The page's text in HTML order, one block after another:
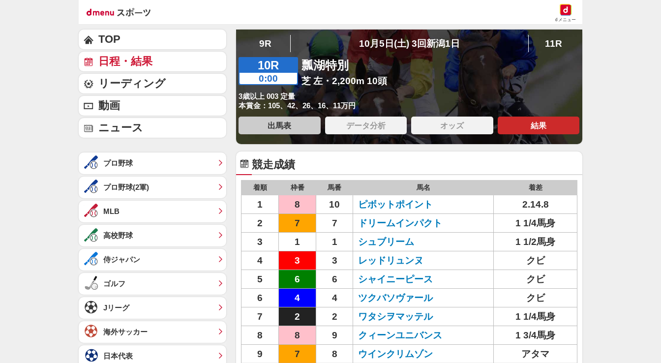
dメニュー
9R 10月5日(土) 3回新潟1日 11R
10R
0:00
瓢湖特別
芝 左・2,200m 10頭
3歳以上 003 定量
本賞金：105、42、26、16、11万円
出馬表 データ分析 オッズ 結果
競走成績
着順 枠番 馬番 馬名 着差
1 8 10 ピボットポイント
2.14.8
2
7 7 ドリームインパクト
1 1/4馬身
3
1 1 シュブリーム
1 1/2馬身
4
3 3 レッドリュンヌ
クビ
5
6 6 シャイニーピース
クビ
6
4 4 ツクバソヴァール
クビ
7
2 2 ワタシヲマッテル
1 1/4馬身
8
8 9 クィーンユニバンス
1 3/4馬身
9
7 8 ウインクリムゾン
アタマ
TOP
日程・結果
リーディング
動画
ニュース
プロ野球
プロ野球(2軍)
MLB
高校野球
侍ジャパン
ゴルフ
Jリーグ
海外サッカー
日本代表